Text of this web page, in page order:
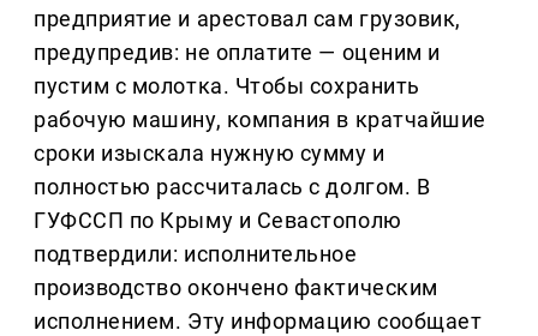
предприятие и арестовал сам грузовик,
предупредив: не оплатите — оценим и
пустим с молотка. Чтобы сохранить
рабочую машину, компания в кратчайшие
сроки изыскала нужную сумму и
полностью рассчиталась с долгом. В
ГУФССП по Крыму и Севастополю
подтвердили: исполнительное
производство окончено фактическим
исполнением. Эту информацию сообщает